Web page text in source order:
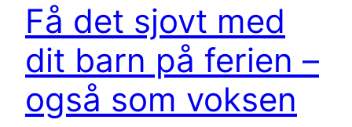
Få det sjovt med
dit barn på ferien –
også som voksen